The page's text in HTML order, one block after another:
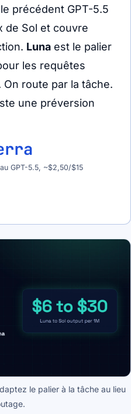
précédent GPT-5.5
de Sol et couvre
Luna est le palier
les requêtes
route par la tâche.
une préversion
GPT-5.5, ~$2,50/$15
le palier à la tâche au lieu